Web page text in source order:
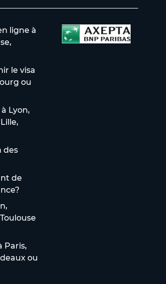
ligne à
le visa
ou
Lyon,
des
de
Paris,
ou